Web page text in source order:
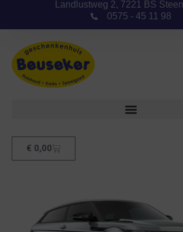
Landlustweg 2, 7221 BS
0575 - 45 11 98
€ 0,00